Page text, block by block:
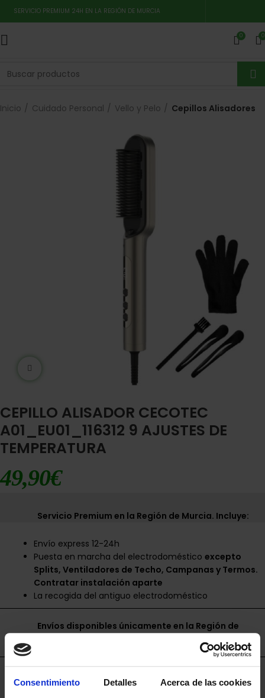
Consentimiento Detalles Acerca de las cookies
SERVICIO PREMIUM 24H EN LA REGIÓN DE MURCIA
0 0
Inicio Cuidado Personal Vello y Pelo Cepillos Alisadores
CEPILLO ALISADOR CECOTEC
A01_EU01_116312 9 AJUSTES DE
TEMPERATURA
49,90€
Servicio Premium en la Región de Murcia. Incluye:
Envío express 12-24h
Puesta en marcha del electrodomésticoexcepto
Splits, Ventiladores de Techo, Campanas y Termos.
Contratar instalación aparte
La recogida del antiguo electrodoméstico
Envíos disponibles únicamente en la Región de